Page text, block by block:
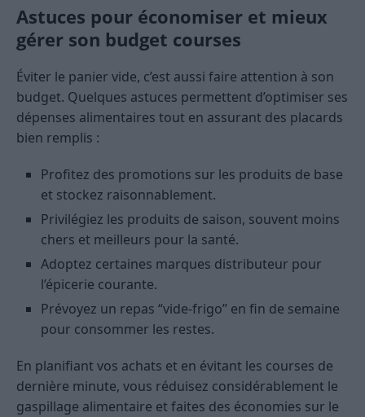
Astuces pour économiser et mieux
gérer son budget courses
Éviter le panier vide, c’est aussi faire attention à son
budget. Quelques astuces permettent d’optimiser ses
dépenses alimentaires tout en assurant des placards
bien remplis :
Profitez des promotions sur les produits de base
et stockez raisonnablement.
Privilégiez les produits de saison, souvent moins
chers et meilleurs pour la santé.
Adoptez certaines marques distributeur pour
l’épicerie courante.
Prévoyez un repas “vide-frigo” en fin de semaine
pour consommer les restes.
En planifiant vos achats et en évitant les courses de
dernière minute, vous réduisez considérablement le
gaspillage alimentaire et faites des économies sur le